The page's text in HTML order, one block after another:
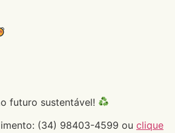
futuro sustentável!
(34) 98403-4599 ou clique